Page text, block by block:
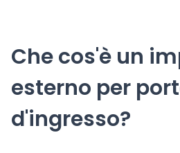
Che cos'è un
esterno per
d'ingresso?